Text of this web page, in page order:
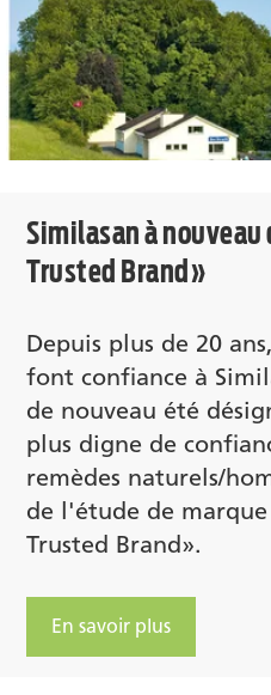
Similasan à
Trusted Brand»
Depuis plus de 20
font confiance à
de nouveau été
plus digne de
remèdes naturels/
de l'étude de
Trusted Brand».
En savoir plus